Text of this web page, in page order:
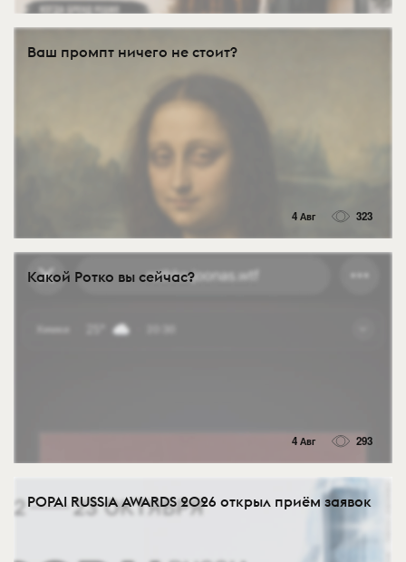
Ваш промпт ничего не стоит?
4 Авг 323
Какой Ротко вы сейчас?
4 Авг 293
POPAI RUSSIA AWARDS 2026 открыл приём заявок